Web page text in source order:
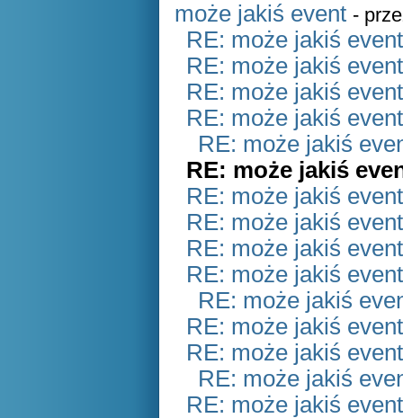
może jakiś event -
RE: może jakiś event
RE: może jakiś event
RE: może jakiś event
RE: może jakiś event
RE: może jakiś
RE: może jakiś
RE: może jakiś event
RE: może jakiś event
RE: może jakiś event
RE: może jakiś event
RE: może jakiś
RE: może jakiś event
RE: może jakiś event
RE: może jakiś
RE: może jakiś event